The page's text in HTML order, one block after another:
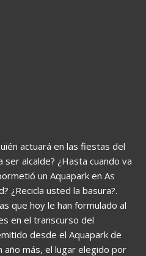
actuará en las fiestas del
alcalde? ¿Hasta cuando va
un Aquapark en As
¿Recicla usted la basura?.
que hoy le han formulado al
en el transcurso del
desde el Aquapark de
año más, el lugar elegido por